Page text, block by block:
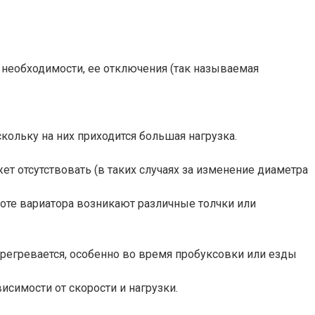
ее отключения (так называемая
на них приходится большая нагрузка.
(в таких случаях за изменение диаметра
вариатора возникают различные толчки или
особенно во время пробуксовки или езды
от скорости и нагрузки.